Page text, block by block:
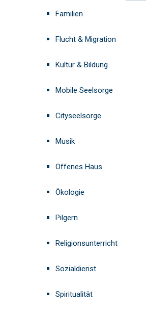
Familien
Flucht & Migration
Kultur & Bildung
Mobile Seelsorge
Cityseelsorge
Musik
Offenes Haus
Ökologie
Pilgern
Religionsunterricht
Sozialdienst
Spiritualität